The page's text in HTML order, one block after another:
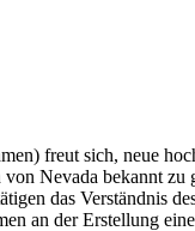
freut sich, neue
Nevada bekannt
das Verständnis
an der Erstellung